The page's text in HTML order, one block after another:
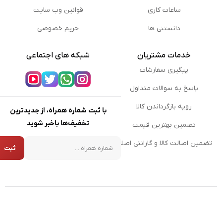
ساعات کاری
دانستنی ها
قوانین وب سایت
حریم خصوصی
خدمات مشتریان
پیگیری سفارشات
پاسخ به سوالات متداول
رویه بازگرداندن کالا
تضمین بهترین قیمت
تضمین اصالت کالا و گارانتی اصلی
شبکه های اجتماعی
با ثبت شماره همراه، از جدیدترین
تخفیف‌ها باخبر شوید
شماره همراه
ثبت